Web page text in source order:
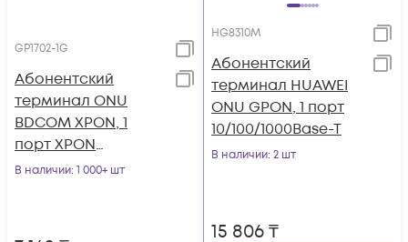
GP1702-1G
Абонентский
терминал ONU
BDCOM XPON, 1
порт XPON
(SC/UPC), 1 GE,
В наличии: 1 000+ шт
HG8310M
Абонентский
терминал HUAWEI
ONU GPON, 1 порт
10/100/1000Base-T
В наличии: 2 шт
15 806₸